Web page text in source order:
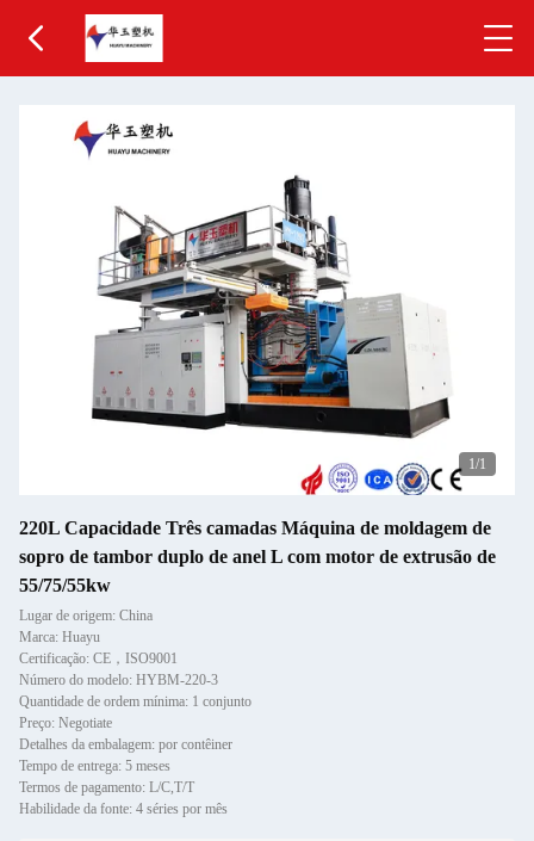
1/1
220L Capacidade Três camadas Máquina de moldagem de
sopro de tambor duplo de anel L com motor de extrusão de
55/75/55kw
Lugar de origem: China
Marca: Huayu
Certificação: CE，ISO9001
Número do modelo: HYBM-220-3
Quantidade de ordem mínima: 1 conjunto
Preço: Negotiate
Detalhes da embalagem: por contêiner
Tempo de entrega: 5 meses
Termos de pagamento: L/C,T/T
Habilidade da fonte: 4 séries por mês